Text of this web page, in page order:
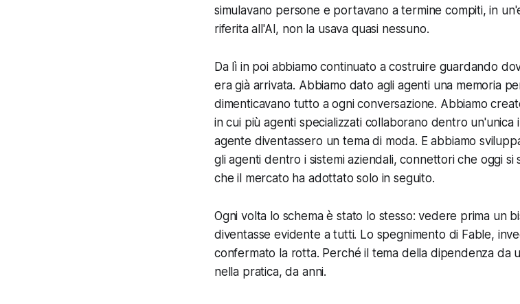
simulavano persone e portavano a termine compiti, in
riferita all'AI, non la usava quasi nessuno.
Da lì in poi abbiamo continuato a costruire guardando
era già arrivata. Abbiamo dato agli agenti una memoria
dimenticavano tutto a ogni conversazione. Abbiamo
in cui più agenti specializzati collaborano dentro un'unica
agente diventassero un tema di moda. E abbiamo
gli agenti dentro i sistemi aziendali, connettori che oggi si
che il mercato ha adottato solo in seguito.
Ogni volta lo schema è stato lo stesso: vedere prima un
diventasse evidente a tutti. Lo spegnimento di Fable,
confermato la rotta. Perché il tema della dipendenza da
nella pratica, da anni.